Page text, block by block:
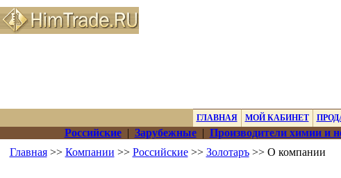
ГЛАВНАЯ МОЙ КАБИНЕТ
Российские| Зарубежные| Производители химии и
Главная>> Компании >> Российские>> Золотаръ>> О компании